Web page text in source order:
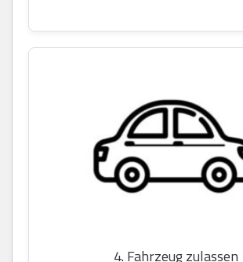
4. Fahrzeug zulassen